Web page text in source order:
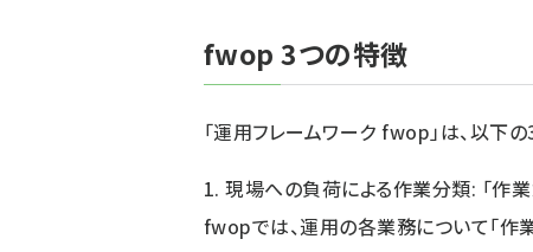
fwop 3つの特徴
「運用フレームワーク fwop」は、以下
1. 現場への負荷による作業分類: 「作業
fwopでは、運用の各業務について「作